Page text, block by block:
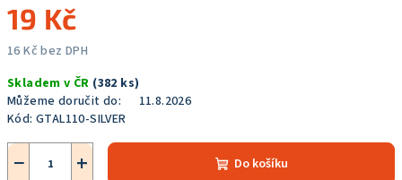
19 Kč
16 Kč bez DPH
cena:
Skladem v ČR (382 ks)
Můžeme doručit do:
11.8.2026
Kód: GTAL110-SILVER
+
− Do košíku